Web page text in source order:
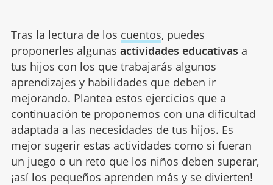
Tras la lectura de los cuentos, puedes
proponerles algunas actividades educativas a
tus hijos con los que trabajarás algunos
aprendizajes y habilidades que deben ir
mejorando. Plantea estos ejercicios que a
continuación te proponemos con una dificultad
adaptada a las necesidades de tus hijos. Es
mejor sugerir estas actividades como si fueran
un juego o un reto que los niños deben superar,
¡así los pequeños aprenden más y se divierten!